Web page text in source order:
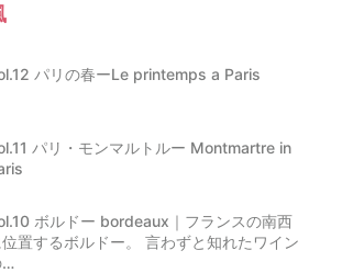
パリの春ーLe printemps a Paris
パリ・モンマルトルー Montmartre in
ボルドー bordeaux｜フランスの南西
位置するボルドー。 言わずと知れたワイン
…